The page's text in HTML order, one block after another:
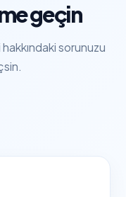
geçin
sorunuzu